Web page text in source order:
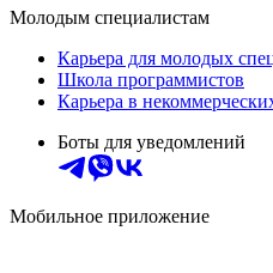
Молодым специалистам
Карьера для молодых
Школа программистов
Карьера в
Боты для уведомлений
Мобильное приложение